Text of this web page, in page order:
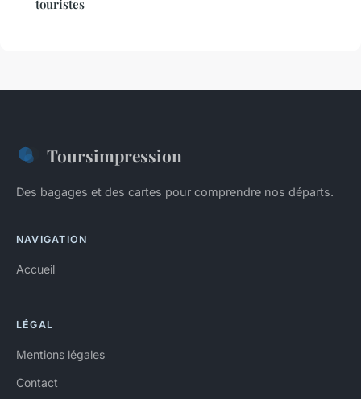
touristes
Toursimpression
Des bagages et des cartes pour comprendre nos départs.
NAVIGATION
Accueil
LÉGAL
Mentions légales
Contact